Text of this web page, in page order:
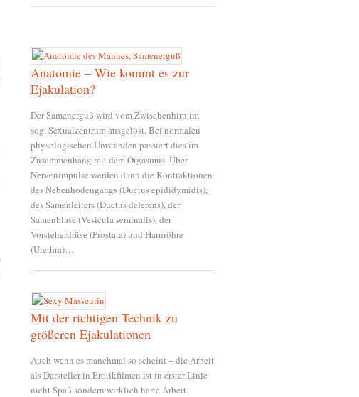
Anatomie – Wie kommt es zur
Ejakulation?
Der Samenerguß wird vom Zwischenhirn im
sog. Sexualzentrum ausgelöst. Bei normalen
physologischen Umständen passiert dies im
Zusammenhang mit dem Orgasmus. Über
Nervenimpulse werden dann die Kontraktionen
des Nebenhodengangs (Ductus epididymidis),
des Samenleiters (Ductus deferens), der
Samenblase (Vesicula seminalis), der
Vorsteherdrüse (Prostata) und Harnröhre
(Urethra)…
Mit der richtigen Technik zu
größeren Ejakulationen
Auch wenn es manchmal so scheint – die Arbeit
als Darsteller in Erotikfilmen ist in erster Linie
nicht Spaß sondern wirklich harte Arbeit.